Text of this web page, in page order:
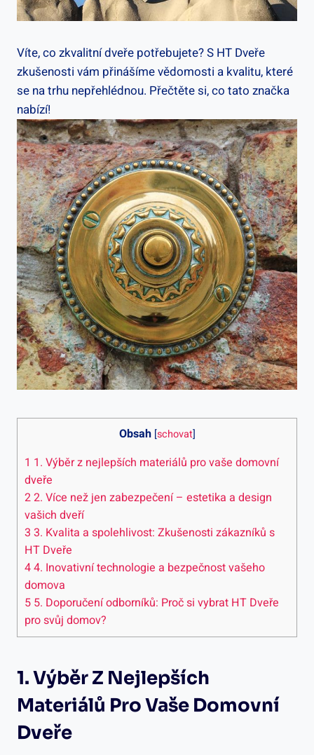
Víte, co zkvalitní dveře potřebujete? S HT Dveře
zkušenosti vám přinášíme vědomosti a kvalitu, které
se na trhu nepřehlédnou. Přečtěte si, co tato značka
nabízí!
Obsah [schovat]
1 1. Výběr z nejlepších materiálů pro vaše domovní
dveře
22. Více než jen zabezpečení – estetika a design
vašich dveří
3 3. Kvalita a spolehlivost: Zkušenosti zákazníků s
HT Dveře
44. Inovativní technologie a bezpečnost vašeho
domova
5 5. Doporučení odborníků: Proč si vybrat HT Dveře
pro svůj domov?
1. Výběr Z Nejlepších
Materiálů Pro Vaše Domovní
Dveře